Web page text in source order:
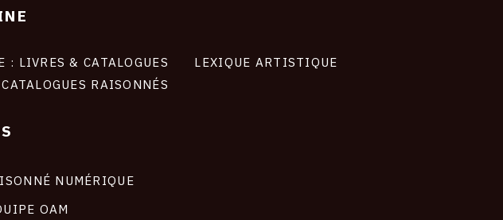
: LIVRES & CATALOGUES
LEXIQUE ARTISTIQUE
RAISONNÉS
NUMÉRIQUE
OAM